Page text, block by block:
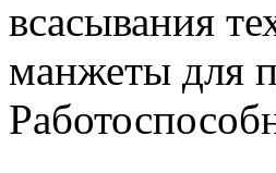
всасывания
манжеты для